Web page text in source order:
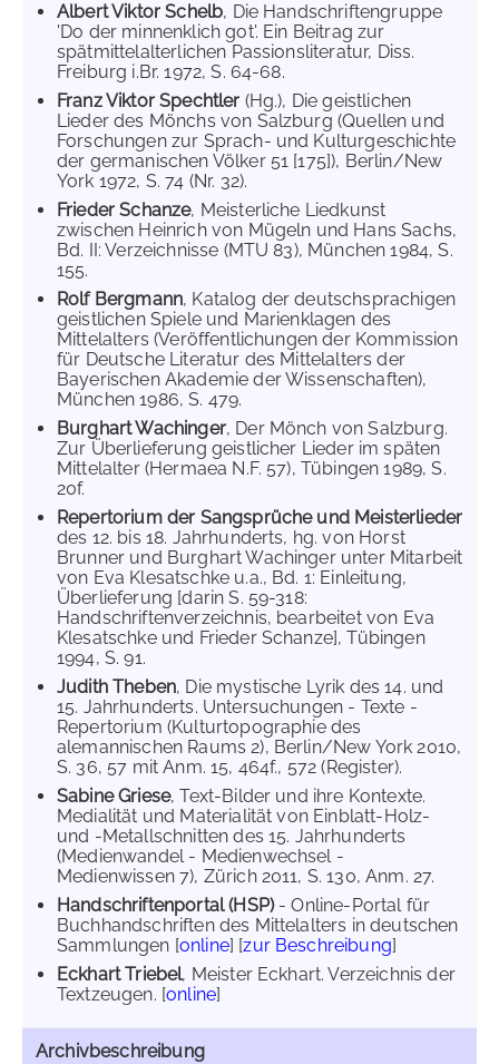
Albert Viktor Schelb, Die Handschriftengruppe
'Do der minnenklich got'. Ein Beitrag zur
spätmittelalterlichen Passionsliteratur, Diss.
Freiburg i.Br. 1972, S. 64-68.
Franz Viktor Spechtler (Hg.), Die geistlichen
Lieder des Mönchs von Salzburg (Quellen und
Forschungen zur Sprach- und Kulturgeschichte
der germanischen Völker 51 [175]), Berlin/New
York 1972, S. 74 (Nr. 32).
Frieder Schanze, Meisterliche Liedkunst
zwischen Heinrich von Mügeln und Hans Sachs,
Bd. II: Verzeichnisse (MTU 83), München 1984, S.
155.
Rolf Bergmann, Katalog der deutschsprachigen
geistlichen Spiele und Marienklagen des
Mittelalters (Veröffentlichungen der Kommission
für Deutsche Literatur des Mittelalters der
Bayerischen Akademie der Wissenschaften),
München 1986, S. 479.
Burghart Wachinger, Der Mönch von Salzburg.
Zur Überlieferung geistlicher Lieder im späten
Mittelalter (Hermaea N.F. 57), Tübingen 1989, S.
20f.
Repertorium der Sangsprüche und Meisterlieder
des 12. bis 18. Jahrhunderts, hg. von Horst
Brunner und Burghart Wachinger unter Mitarbeit
von Eva Klesatschke u.a., Bd. 1: Einleitung,
Überlieferung [darin S. 59-318:
Handschriftenverzeichnis, bearbeitet von Eva
Klesatschke und Frieder Schanze], Tübingen
1994, S. 91.
Judith Theben, Die mystische Lyrik des 14. und
15. Jahrhunderts. Untersuchungen - Texte -
Repertorium (Kulturtopographie des
alemannischen Raums 2), Berlin/New York 2010,
S. 36, 57 mit Anm. 15, 464f., 572 (Register).
Sabine Griese, Text-Bilder und ihre Kontexte.
Medialität und Materialität von Einblatt-Holz-
und -Metallschnitten des 15. Jahrhunderts
(Medienwandel - Medienwechsel -
Medienwissen 7), Zürich 2011, S. 130, Anm. 27.
Handschriftenportal (HSP)- Online-Portal für
Buchhandschriften des Mittelalters in deutschen
Sammlungen [online] [zur Beschreibung]
Eckhart Triebel, Meister Eckhart. Verzeichnis der
Textzeugen. [online]
Archivbeschreibung